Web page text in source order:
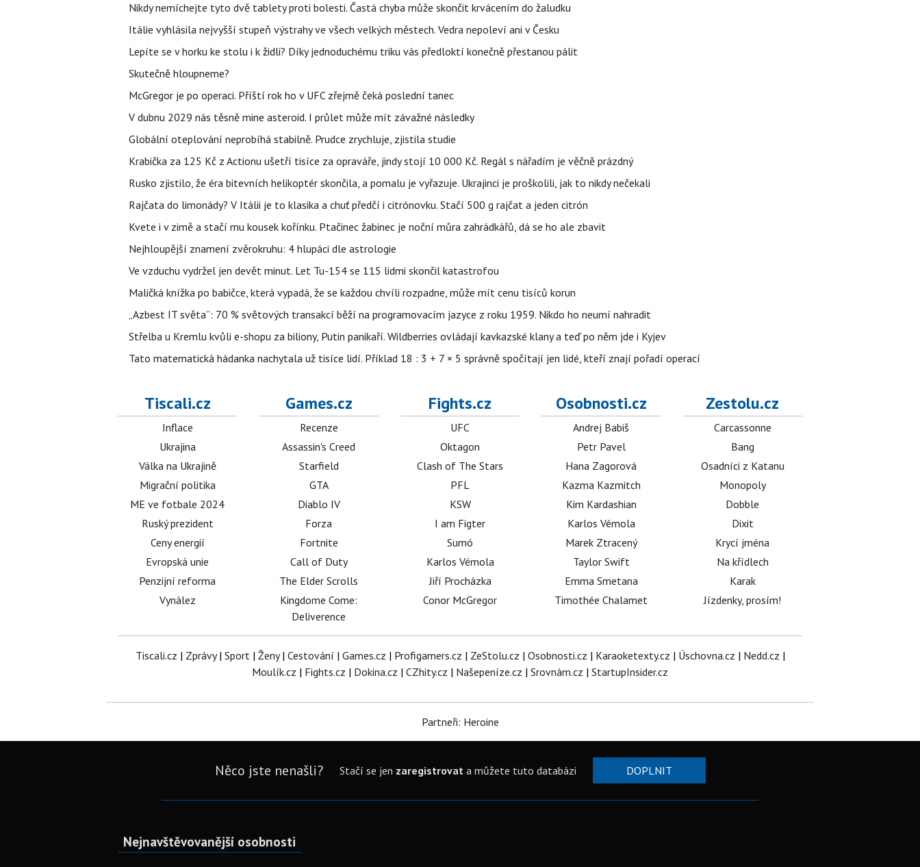
Nikdy nemíchejte tyto dvě tablety proti bolesti. Častá chyba může skončit krvácením do žaludku
Itálie vyhlásila nejvyšší stupeň výstrahy ve všech velkých městech. Vedra nepoleví ani v Česku
Lepíte se v horku ke stolu i k židli? Díky jednoduchému triku vás předloktí konečně přestanou pálit
Skutečně hloupneme?
McGregor je po operaci. Příští rok ho v UFC zřejmě čeká poslední tanec
V dubnu 2029 nás těsně mine asteroid. I průlet může mít závažné následky
Globální oteplování neprobíhá stabilně. Prudce zrychluje, zjistila studie
Krabička za 125 Kč z Actionu ušetří tisíce za opraváře, jindy stojí 10 000 Kč. Regál s nářadím je věčně prázdný
Rusko zjistilo, že éra bitevních helikoptér skončila, a pomalu je vyřazuje. Ukrajinci je proškolili, jak to nikdy nečekali
Rajčata do limonády? V Itálii je to klasika a chuť předčí i citrónovku. Stačí 500 g rajčat a jeden citrón
Kvete i v zimě a stačí mu kousek kořínku. Ptačinec žabinec je noční můra zahrádkářů, dá se ho ale zbavit
Nejhloupější znamení zvěrokruhu: 4 hlupáci dle astrologie
Ve vzduchu vydržel jen devět minut. Let Tu-154 se 115 lidmi skončil katastrofou
Maličká knížka po babičce, která vypadá, že se každou chvíli rozpadne, může mít cenu tisíců korun
„Azbest IT světa“: 70 % světových transakcí běží na programovacím jazyce z roku 1959. Nikdo ho neumí nahradit
Střelba u Kremlu kvůli e-shopu za biliony, Putin panikaří. Wildberries ovládají kavkazské klany a teď po něm jde i Kyjev
Tato matematická hádanka nachytala už tisíce lidí. Příklad 18 : 3 + 7 × 5 správně spočítají jen lidé, kteří znají pořadí operací
Tiscali.cz
Inflace
Ukrajina
Válka na Ukrajině
Migrační politika
ME ve fotbale 2024
Ruský prezident
Ceny energií
Evropská unie
Penzijní reforma
Vynález
Games.cz
Recenze
Assassin's Creed
Starfield
GTA
Diablo IV
Forza
Fortnite
Call of Duty
The Elder Scrolls
Kingdome Come:
Deliverence
Fights.cz
UFC
Oktagon
Clash of The Stars
PFL
KSW
I am Figter
Sumó
Karlos Vémola
Jiří Procházka
Conor McGregor
Osobnosti.cz
Andrej Babiš
Petr Pavel
Hana Zagorová
Kazma Kazmitch
Kim Kardashian
Karlos Vémola
Marek Ztracený
Taylor Swift
Emma Smetana
Timothée Chalamet
Zestolu.cz
Carcassonne
Bang
Osadníci z Katanu
Monopoly
Dobble
Dixit
Krycí jména
Na křídlech
Karak
Jízdenky, prosím!
Tiscali.cz | Zprávy| Sport| Ženy| Cestování | Games.cz | Profigamers.cz | ZeStolu.cz | Osobnosti.cz | Karaoketexty.cz | Úschovna.cz | Nedd.cz |
Moulík.cz | Fights.cz | Dokina.cz | CZhity.cz | Našepeníze.cz | Srovnám.cz | StartupInsider.cz
Partneři: Heroine
Něco jste nenašli? Stačí se jen zaregistrovata můžete tuto databázi DOPLNIT
Nejnavštěvovanější osobnosti